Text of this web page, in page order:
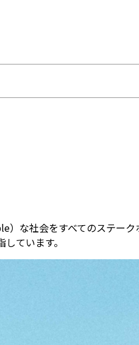
な社会をすべてのステーク
ています。